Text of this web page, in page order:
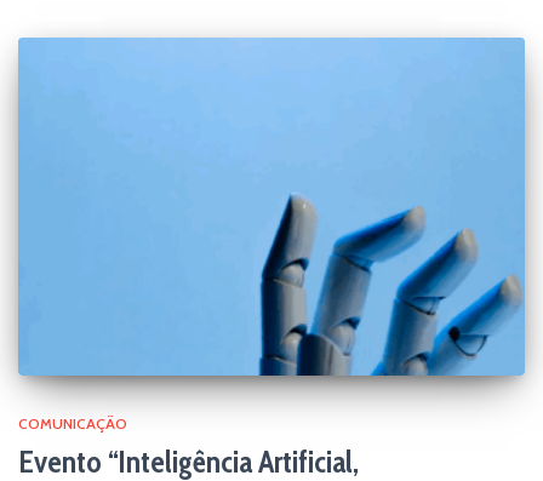
COMUNICAÇÃO
Evento “Inteligência Artificial,